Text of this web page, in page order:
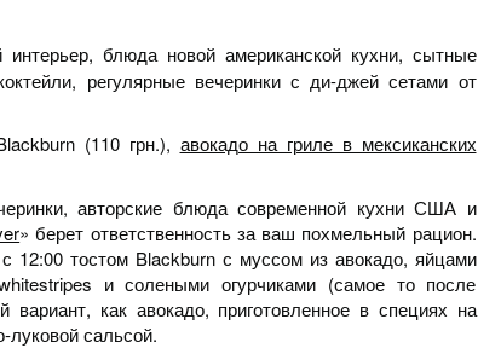
интерьер, блюда новой американской кухни, сытные
регулярные вечеринки с ди-джей сетами от
(110 грн.), авокадо на гриле в мексиканских
авторские блюда современной кухни США и
» берет ответственность за ваш похмельный рацион.
12:00 тостом Blackburn с муссом из авокадо, яйцами
и солеными огурчиками (самое то после
вариант, как авокадо, приготовленное в специях на
луковой сальсой.